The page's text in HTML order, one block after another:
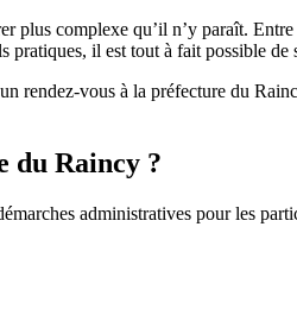
plus complexe qu’il n’y paraît.
pratiques, il est tout à fait possible
rendez-vous à la préfecture du
du Raincy ?
administratives pour les